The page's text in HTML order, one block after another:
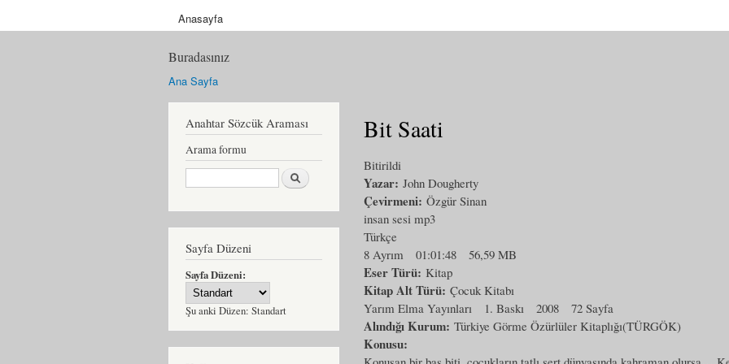
Anasayfa
Buradasınız
Ana Sayfa
Anahtar Sözcük Araması
Arama formu
Ara
Sayfa Düzeni
Sayfa Düzeni:
Şu anki Düzen: Standart
Bit Saati
Bitirildi
Yazar: John Dougherty
Çevirmeni: Özgür Sinan
insan sesi mp3
Türkçe
8 Ayrım
01:01:48 56,59 MB
Eser Türü: Kitap
Kitap Alt Türü: Çocuk Kitabı
Yarım Elma Yayınları
1. Baskı 2008 72 Sayfa
Alındığı Kurum: Türkiye Görme Özürlüler Kitaplığı(TÜRGÖK)
Konusu: